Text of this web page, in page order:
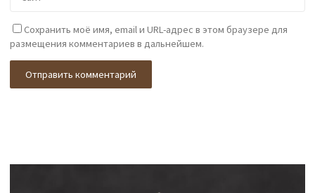
Сохранить моё имя, email и URL-адрес в этом браузере для
размещения комментариев в дальнейшем.